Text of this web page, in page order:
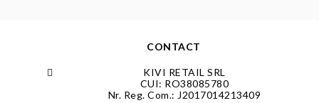
CONTACT
KIVI RETAIL SRL
CUI: RO38085780
Nr. Reg. Com.: J2017014213409